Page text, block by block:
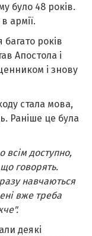
було 48 років.
армії.
років
Апостола і
і знову
стала мова,
Раніше це була
всім доступно,
говорять.
навчаються
вже треба
деякі